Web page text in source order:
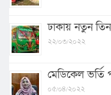
ঢাকায় নতুন
২২/০৩/২০২২
মেডিকেল ভর্তি
০৫/০৪/২০২২